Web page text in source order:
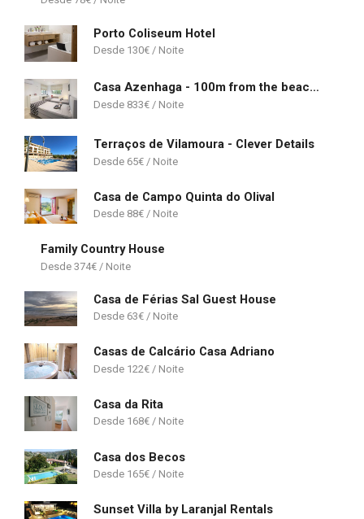
Porto Coliseum Hotel
130€
Casa Azenhaga - 100m from the beach - magnificent 3 bedroom villa sleeps 8 with amazing sea views
833€
Terraços de Vilamoura - Clever Details
65€
Casa de Campo Quinta do Olival
88€
Family Country House
374€
Casa de Férias Sal Guest House
63€
Casas de Calcário Casa Adriano
122€
Casa da Rita
168€
Casa dos Becos
165€
Sunset Villa by Laranjal Rentals